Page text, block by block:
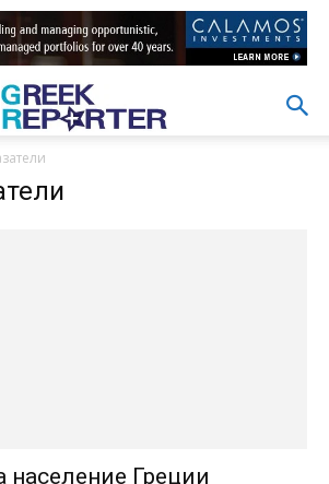
население Греции